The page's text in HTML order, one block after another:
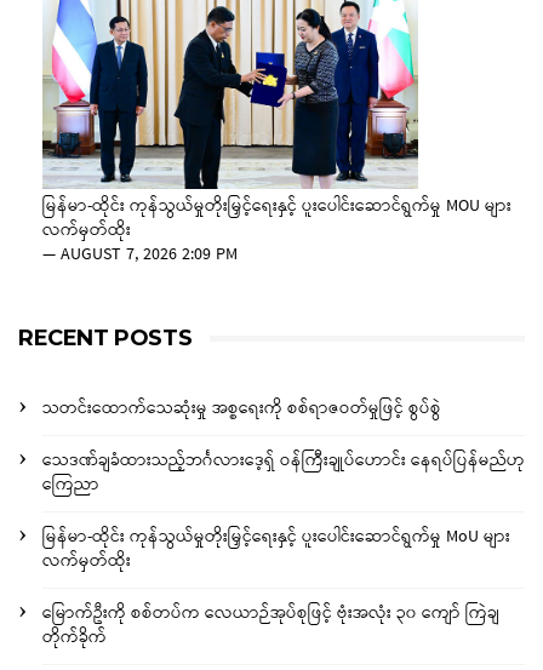
မြန်မာ-ထိုင်း ကုန်သွယ်မှုတိုးမြှင့်ရေးနှင့် ပူးပေါင်းဆောင်ရွက်မှု MOU များ
လက်မှတ်ထိုး
—AUGUST 7, 2026 2:09 PM
RECENT POSTS
သတင်းထောက်သေဆုံးမှု အစ္စရေးကို စစ်ရာဇဝတ်မှုဖြင့် စွပ်စွဲ
သေဒဏ်ချခံထားသည့်ဘင်္ဂလားဒေ့ရှ် ဝန်ကြီးချုပ်ဟောင်း နေရပ်ပြန်မည်ဟု
ကြေညာ
မြန်မာ-ထိုင်း ကုန်သွယ်မှုတိုးမြှင့်ရေးနှင့် ပူးပေါင်းဆောင်ရွက်မှု MoU များ
လက်မှတ်ထိုး
မြောက်ဦးကို စစ်တပ်က လေယာဉ်အုပ်စုဖြင့် ဗုံးအလုံး ၃၀ ကျော် ကြဲချ
တိုက်ခိုက်